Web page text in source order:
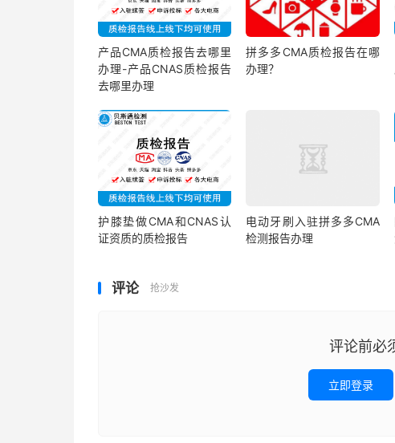
产品CMA质检报告去哪里
办理-产品CNAS质检报告
去哪里办理
拼多多CMA质检报告在哪
办理？
护膝垫做CMA和CNAS认
证资质的质检报告
电动牙刷入驻拼多多CMA
检测报告办理
评论 抢沙发
评论前必
立即登录